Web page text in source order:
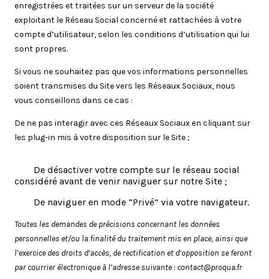
enregistrées et traitées sur un serveur de la société
exploitant le Réseau Social concerné et rattachées à votre
compte d’utilisateur, selon les conditions d’utilisation qui lui
sont propres.
Si vous ne souhaitez pas que vos informations personnelles
soient transmises du Site vers les Réseaux Sociaux, nous
vous conseillons dans ce cas :
De ne pas interagir avec ces Réseaux Sociaux en cliquant sur
les plug-in mis à votre disposition sur le Site ;
De désactiver votre compte sur le réseau social
considéré avant de venir naviguer sur notre Site ;
De naviguer en mode “Privé” via votre navigateur.
Toutes les demandes de précisions concernant les données
personnelles et/ou la finalité du traitement mis en place, ainsi que
l’exercice des droits d’accès, de rectification et d’opposition se feront
par courrier électronique à l’adresse suivante : contact@proqua.fr